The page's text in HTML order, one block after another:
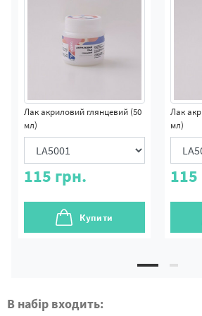
Лак акриловий глянцевий (50
мл)
115 грн.
Купити
Лак
мл)
115
В набір входить: